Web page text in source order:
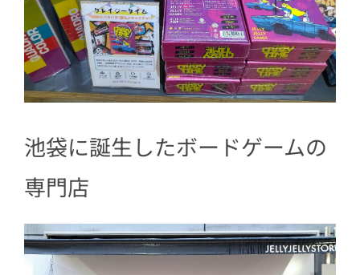
池袋に誕生したボードゲームの
専門店